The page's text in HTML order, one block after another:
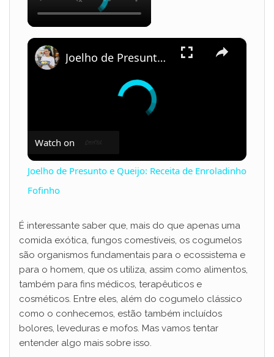
×
Joelho de Presunto e Queijo: Receita de Enroladinho Fofinho
Watch on
Joelho de Presunto e Queijo: Receita de Enroladinho
Fofinho
É interessante saber que, mais do que apenas uma
comida exótica, fungos comestíveis, os cogumelos
são organismos fundamentais para o ecossistema e
para o homem, que os utiliza, assim como alimentos,
também para fins médicos, terapêuticos e
cosméticos. Entre eles, além do cogumelo clássico
como o conhecemos, estão também incluídos
bolores, leveduras e mofos. Mas vamos tentar
entender algo mais sobre isso.